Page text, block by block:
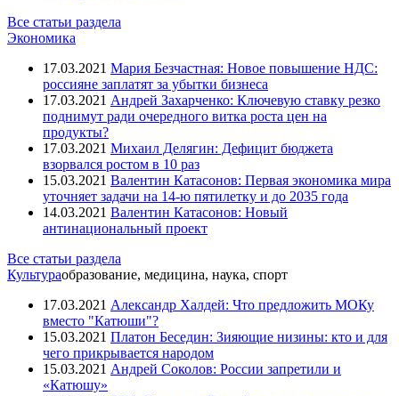
Все статьи раздела
Экономика
17.03.2021 Мария Безчастная: Новое повышение НДС:
россияне заплатят за убытки бизнеса
17.03.2021 Андрей Захарченко: Ключевую ставку резко
поднимут ради очередного витка роста цен на
продукты?
17.03.2021 Михаил Делягин: Дефицит бюджета
взорвался ростом в 10 раз
15.03.2021 Валентин Катасонов: Первая экономика мира
уточняет задачи на 14-ю пятилетку и до 2035 года
14.03.2021 Валентин Катасонов: Новый
антинациональный проект
Все статьи раздела
Культураобразование, медицина, наука, спорт
17.03.2021 Александр Халдей: Что предложить МОКу
вместо "Катюши"?
15.03.2021 Платон Беседин: Зияющие низины: кто и для
чего прикрывается народом
15.03.2021 Андрей Соколов: России запретили и
«Катюшу»